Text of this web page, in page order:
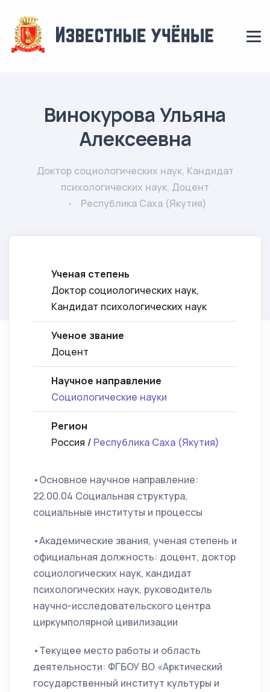
Винокурова Ульяна
Алексеевна
Доктор социологических наук, Кандидат
психологических наук, Доцент
Республика Саха (Якутия)
Ученая степень
Доктор социологических наук,
Кандидат психологических наук
Ученое звание
Доцент
Научное направление
Социологические науки
Регион
Россия / Республика Саха (Якутия)
•Основное научное направление:
22.00.04 Социальная структура,
социальные институты и процессы
•Академические звания, ученая степень и
официальная должность: доцент, доктор
социологических наук, кандидат
психологических наук, руководитель
научно-исследовательского центра
циркумполярной цивилизации
•Текущее место работы и область
деятельности: ФГБОУ ВО «Арктический
государственный институт культуры и